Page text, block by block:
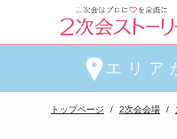
エリア
トップページ 2次会会場